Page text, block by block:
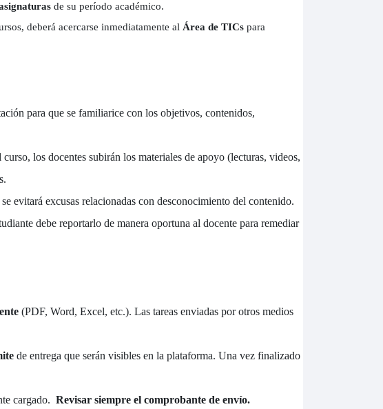
de su período académico.
deberá acercarse inmediatamente al Área de TICspara
para que se familiarice con los objetivos, contenidos,
los docentes subirán los materiales de apoyo (lecturas, videos,
evitará excusas relacionadas con desconocimiento del contenido.
debe reportarlo de manera oportuna al docente para remediar
(PDF, Word, Excel, etc.). Las tareas enviadas por otros medios
de entrega que serán visibles en la plataforma. Una vez finalizado
cargado. Revisar siempre el comprobante de envío.